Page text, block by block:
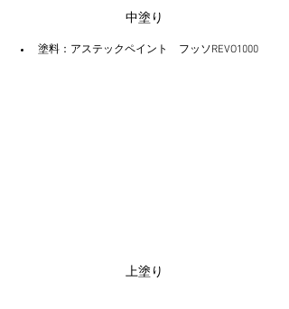
中塗り
塗料：アステックペイント　フッソREVO1000
上塗り